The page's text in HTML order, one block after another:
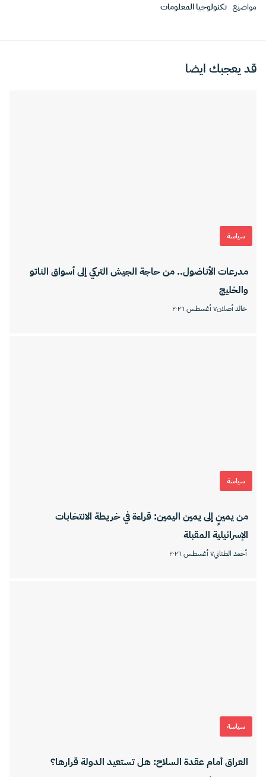
مواضيع تكنولوجيا المعلومات
قد يعجبك ايضا
سياسة
مدرعات الأناضول.. من حاجة الجيش التركي إلى أسواق الناتو
والخليج
خالد أصلان٧ أغسطس ٢٠٢٦
سياسة
من يمينٍ إلى يمين اليمين: قراءة في خريطة الانتخابات
الإسرائيلية المقبلة
أحمد الطناني٧ أغسطس ٢٠٢٦
سياسة
العراق أمام عقدة السلاح: هل تستعيد الدولة قرارها؟